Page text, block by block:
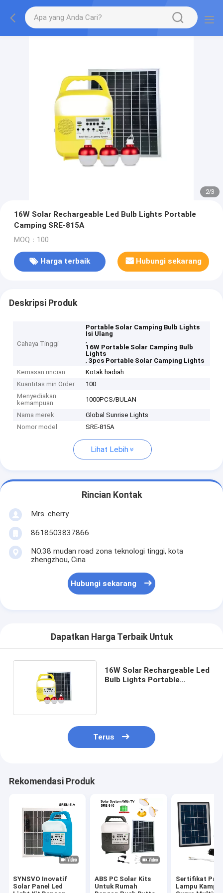
2/3
16W Solar Rechargeable Led Bulb Lights Portable
Camping SRE-815A
MOQ：100
Harga terbaik Hubungi sekarang
Deskripsi Produk
Cahaya Tinggi
Portable Solar Camping Bulb Lights
Isi Ulang
,
16W Portable Solar Camping Bulb
Lights
,3pcs Portable Solar Camping Lights
Kemasan rincian
Kotak hadiah
Kuantitas min Order
100
Menyediakan
kemampuan
1000PCS/BULAN
Nama merek
Global Sunrise Lights
Nomor model
SRE-815A
Lihat Lebih
Rincian Kontak
Mrs. cherry
8618503837866
NO.38 mudan road zona teknologi tinggi, kota
zhengzhou, Cina
Hubungi sekarang
Dapatkan Harga Terbaik Untuk
16W Solar Rechargeable Led
Bulb Lights Portable
Terus
Rekomendasi Produk
SYNSVO Inovatif
Solar Panel Led
ABS PC Solar Kits
Untuk Rumah
Sertifikat
Lampu